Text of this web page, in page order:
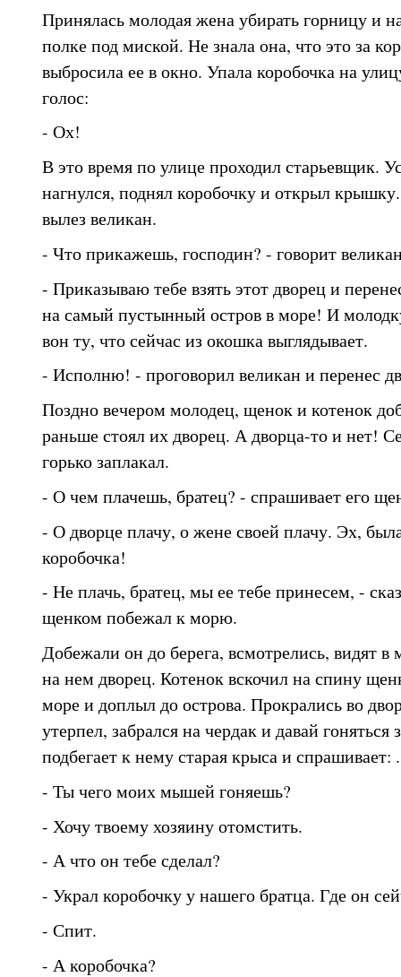
Принялась молодая жена убирать горницу и
полке под миской. Не знала она, что это за
выбросила ее в окно. Упала коробочка на
голос:
- Ох!
В это время по улице проходил старьевщик.
нагнулся, поднял коробочку и открыл
вылез великан.
- Что прикажешь, господин? - говорит
- Приказываю тебе взять этот дворец и
на самый пустынный остров в море! И
вон ту, что сейчас из окошка выглядывает.
- Исполню! - проговорил великан и перенес
Поздно вечером молодец, щенок и котенок
раньше стоял их дворец. А дворца-то и нет!
горько заплакал.
- О чем плачешь, братец? - спрашивает его
- О дворце плачу, о жене своей плачу. Эх,
коробочка!
- Не плачь, братец, мы ее тебе принесем, -
щенком побежал к морю.
Добежали он до берега, всмотрелись, видят в
на нем дворец. Котенок вскочил на спину
море и доплыл до острова. Прокрались во
утерпел, забрался на чердак и давай
подбегает к нему старая крыса и спрашивает: .
- Ты чего моих мышей гоняешь?
- Хочу твоему хозяину отомстить.
- А что он тебе сделал?
- Украл коробочку у нашего братца. Где он
- Спит.
- А коробочка?